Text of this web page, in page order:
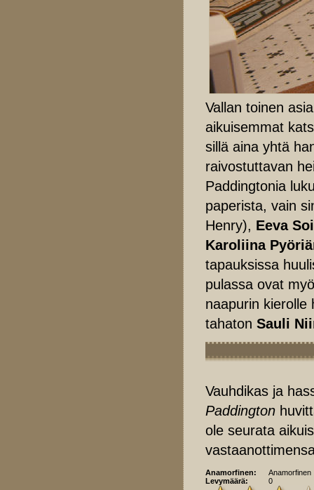
Vallan toinen
aikuisemmat
sillä aina yhtä
raivostuttavan
Paddingtonia
paperista, vain
Henry), Eeva
Karoliina
tapauksissa
pulassa ovat
naapurin
tahaton Sauli
Vauhdikas ja
Paddington
ole seurata
Anamorfinen:
Anamorfinen
Levymäärä:
0